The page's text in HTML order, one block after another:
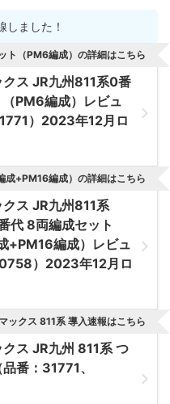
しました！
クス JR九州811系0番
PM6編成）レビュ
）2023年12月ロ
ト（PM6編成）の詳細はこちら
ス JR九州811系
代 8両編成セット
+PM16編成）レビュ
）2023年12月ロ
成+PM16編成）の詳細はこちら
ス JR九州 811系 つ
番：31771、
ックス 811系 導入速報はこちら